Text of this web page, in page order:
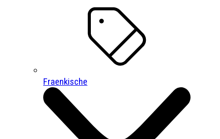
Fraenkische